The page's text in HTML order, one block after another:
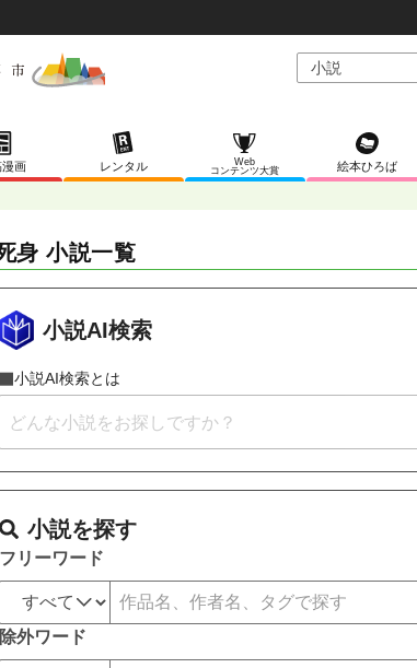
画 レンタル
Web
コンテンツ大賞
絵本ひろば
身 小説一覧
小説AI検索
小説AI検索とは
小説を探す
フリーワード
除外ワード